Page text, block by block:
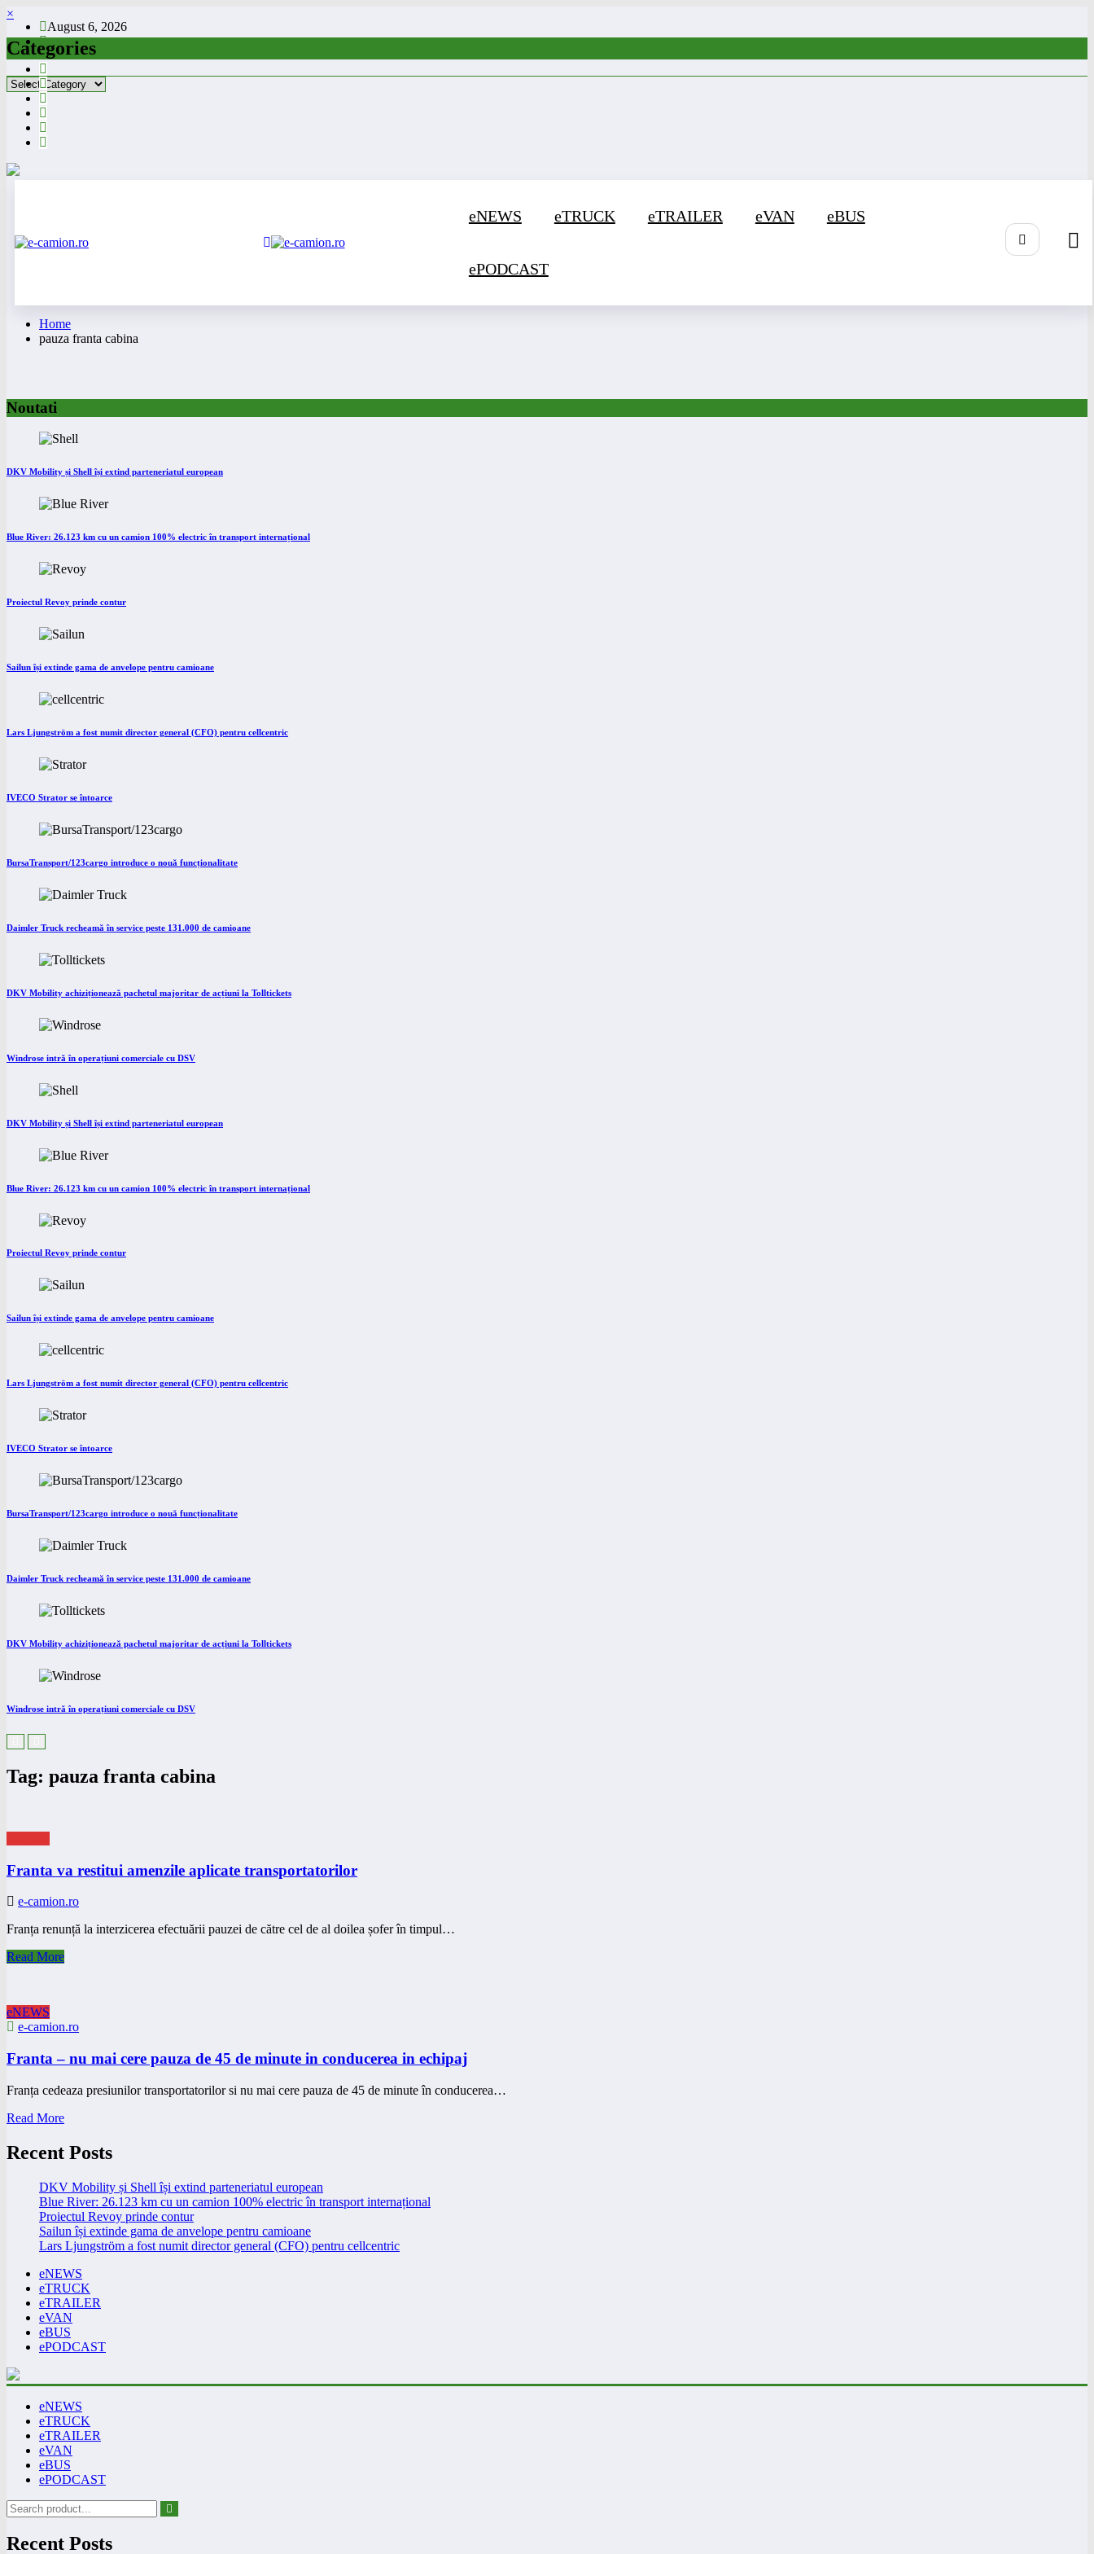
Skip
content
August 6, 2026
eNEWS eTRUCK eTRAILER eVAN eBUS
ePODCAST
×
Categories
Categories
Home
pauza franta cabina
Noutati
DKV Mobility și Shell își extind parteneriatul european
Blue River: 26.123 km cu un camion 100% electric în transport internațional
Proiectul Revoy prinde contur
Sailun își extinde gama de anvelope pentru camioane
Lars Ljungström a fost numit director general (CFO) pentru cellcentric
IVECO Strator se întoarce
BursaTransport/123cargo introduce o nouă funcționalitate
Daimler Truck recheamă în service peste 131.000 de camioane
DKV Mobility achiziționează pachetul majoritar de acțiuni la Tolltickets
Windrose intră în operațiuni comerciale cu DSV
DKV Mobility și Shell își extind parteneriatul european
Blue River: 26.123 km cu un camion 100% electric în transport internațional
Proiectul Revoy prinde contur
Sailun își extinde gama de anvelope pentru camioane
Lars Ljungström a fost numit director general (CFO) pentru cellcentric
IVECO Strator se întoarce
BursaTransport/123cargo introduce o nouă funcționalitate
Daimler Truck recheamă în service peste 131.000 de camioane
DKV Mobility achiziționează pachetul majoritar de acțiuni la Tolltickets
Windrose intră în operațiuni comerciale cu DSV
Tag: pauza franta cabina
Franta va restitui amenzile aplicate transportatorilor
e-camion.ro
Franța renunță la interzicerea efectuării pauzei de către cel de al doilea șofer în timpul…
Read More
eNEWS
e-camion.ro
Franta – nu mai cere pauza de 45 de minute in conducerea in echipaj
Franța cedeaza presiunilor transportatorilor si nu mai cere pauza de 45 de minute în conducerea…
Read More
Recent Posts
DKV Mobility și Shell își extind parteneriatul european
Blue River: 26.123 km cu un camion 100% electric în transport internațional
Proiectul Revoy prinde contur
Sailun își extinde gama de anvelope pentru camioane
Lars Ljungström a fost numit director general (CFO) pentru cellcentric
eNEWS
eTRUCK
eTRAILER
eVAN
eBUS
ePODCAST
eNEWS
eTRUCK
eTRAILER
eVAN
eBUS
ePODCAST
Recent Posts